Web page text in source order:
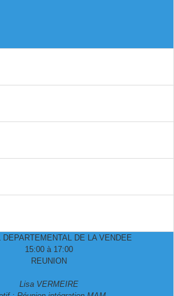
DEPARTEMENTAL DE LA VENDEE
15:00 à 17:00
REUNION
Lisa VERMEIRE